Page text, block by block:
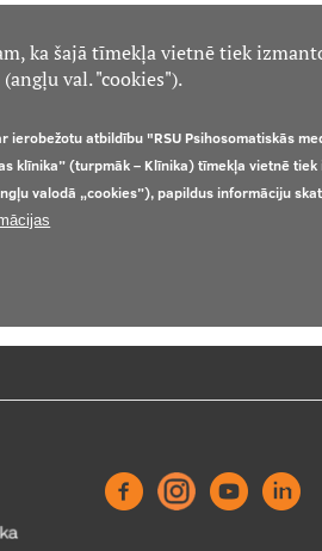
ka šajā tīmekļa vietnē tiek
val. "cookies").
ierobežotu atbildību "RSU Psihosomatiskās
klīnika” (turpmāk – Klīnika) tīmekļa vietnē tiek
valodā „cookies”), papildus informāciju